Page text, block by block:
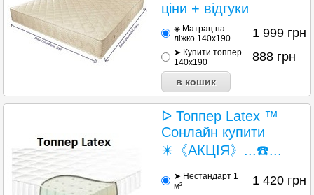
ціни + відгуки
◈ Матрац на
ліжко 140x190
1 999 грн
➤ Купити топпер
140x190
888 грн
ᐅ Топпер Latex ™
Сонлайн купити
✴️《АКЦІЯ》...☎️...
➤ Нестандарт 1
м²
1 420 грн